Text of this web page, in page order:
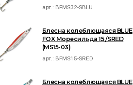
арт.: BFMS32-SBLU
Блесна колеблющаяся BLUE
FOX Моресильда 15 /SRED
(MS15-03)
арт.: BFMS15-SRED
Блесна колеблющаяся BLUE